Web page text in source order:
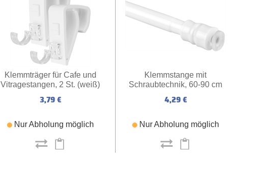
Klemmträger für Cafe und
Vitragestangen, 2 St. (weiß)
3,79 €
Nur Abholung möglich
Klemmstange mit
Schraubtechnik, 60-90 cm
4,29 €
Nur Abholung möglich